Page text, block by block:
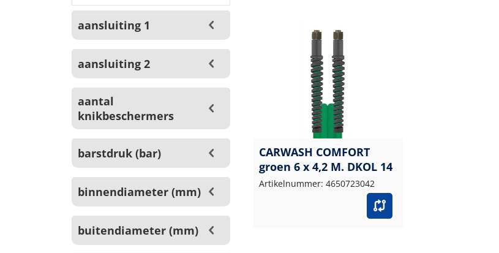
aansluiting 1
aansluiting 2
aantal
knikbeschermers
barstdruk (bar)
binnendiameter (mm)
buitendiameter (mm)
CARWASH COMFORT
groen 6 x 4,2 M. DKOL 14
Artikelnummer: 4650723042